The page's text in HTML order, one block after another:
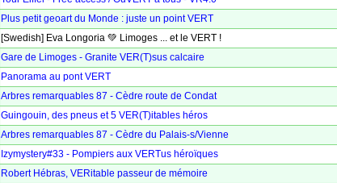
Plus petit geoart du Monde : juste un point VERT
[Swedish] Eva Longoria 💚 Limoges ... et le VERT !
Gare de Limoges - Granite VER(T)sus calcaire
Panorama au pont VERT
Arbres remarquables 87 - Cèdre route de Condat
Guingouin, des pneus et 5 VER(T)itables héros
Arbres remarquables 87 - Cèdre du Palais-s/Vienne
Izymystery#33 - Pompiers aux VERTus héroïques
Robert Hébras, VERitable passeur de mémoire